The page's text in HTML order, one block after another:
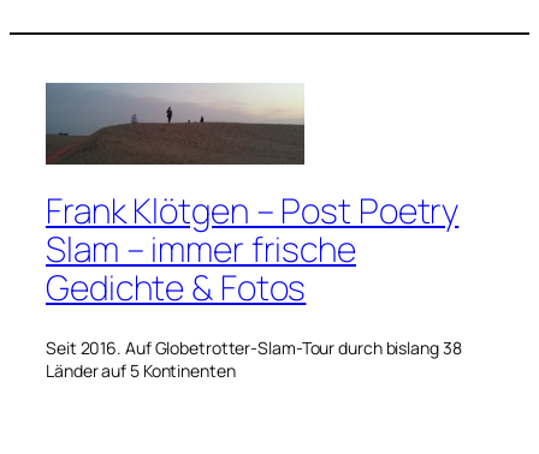
Frank Klötgen – Post Poetry
Slam – immer frische
Gedichte & Fotos
Seit 2016. Auf Globetrotter-Slam-Tour durch bislang 38
Länder auf 5 Kontinenten